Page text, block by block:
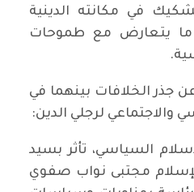
في مكانته الدينية
ما يتعارض مع طموحات
جذر الخلافات بينهما في
والاجتماعي لرجلي الدين:
السياسي، تأثر بسيد
مجتبى نواب صفوي